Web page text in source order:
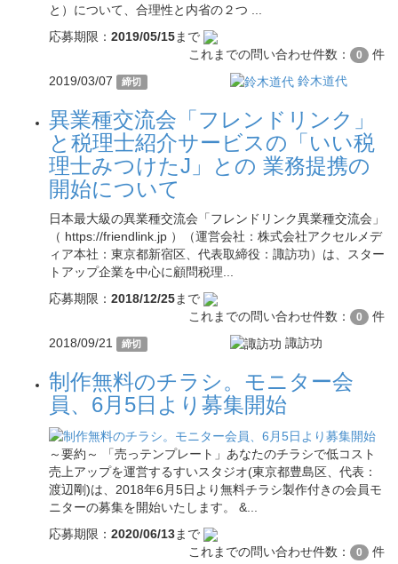
と）について、合理性と内省の２つ ...
応募期限： 2019/05/15まで
これまでの問い合わせ件数：
0
件
2019/03/07
締切 鈴木道代
異業種交流会「フレンドリンク」
と税理士紹介サービスの「いい税
理士みつけたJ」との 業務提携の
開始について
日本最大級の異業種交流会「フレンドリンク異業種交流会」
（ https://friendlink.jp ）（運営会社：株式会社アクセルメデ
ィア本社：東京都新宿区、代表取締役：諏訪功）は、スター
トアップ企業を中心に顧問税理...
応募期限： 2018/12/25まで
これまでの問い合わせ件数：
0
件
2018/09/21
締切 諏訪功
制作無料のチラシ。モニター会
員、6月5日より募集開始
～要約～ 「売っテンプレート」あなたのチラシで低コスト
売上アップを運営するすいスタジオ(東京都豊島区、代表：
渡辺剛)は、2018年6月5日より無料チラシ製作付きの会員モ
ニターの募集を開始いたします。 &...
応募期限： 2020/06/13まで
これまでの問い合わせ件数：
0
件